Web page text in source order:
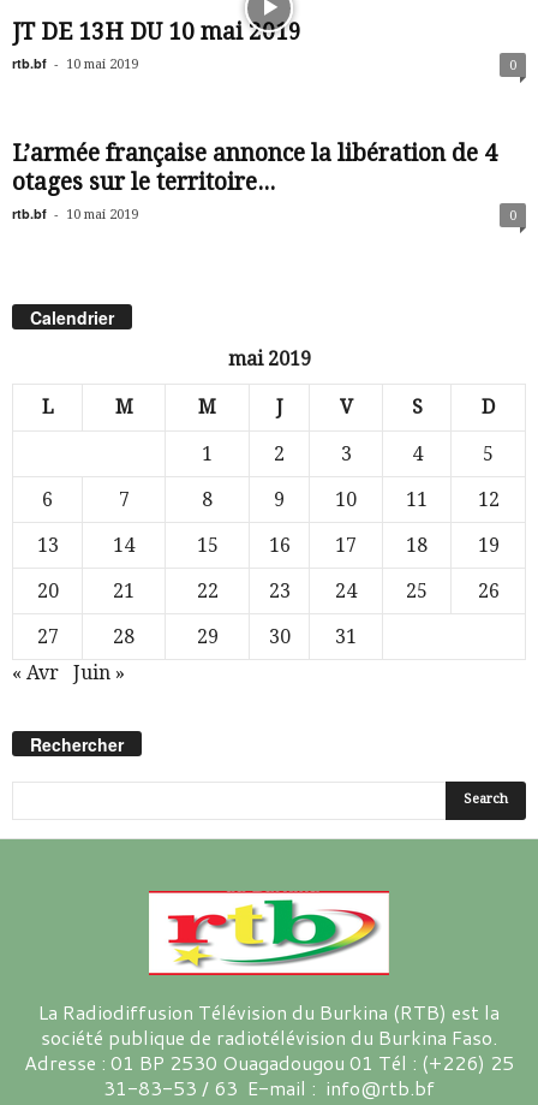
JT DE 13H DU 10 mai 2019
rtb.bf - 10 mai 2019 0
L’armée française annonce la libération de 4
otages sur le territoire...
rtb.bf - 10 mai 2019 0
Calendrier
mai 2019
L M M J V S D
1 2 3 4
5
6
7 8 9 10 11
12
13
14 15 16 17 18
19
20
21 22 23 24 25
26
27
28 29 30
31
« Avr
Juin »
Rechercher
La Radiodiffusion Télévision du Burkina (RTB) est la
société publique de radiotélévision du Burkina Faso.
Adresse : 01 BP 2530 Ouagadougou 01 Tél : (+226) 25
31-83-53 / 63 E-mail : info@rtb.bf